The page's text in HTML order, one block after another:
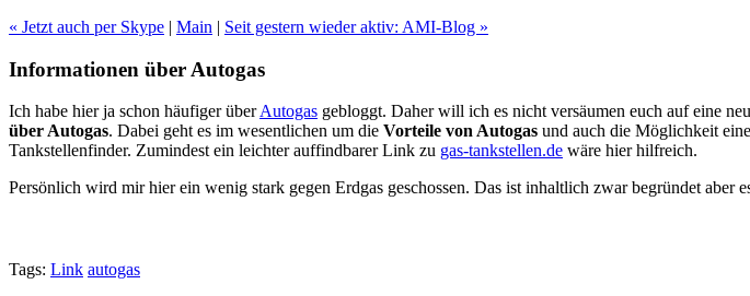
« Jetzt auch per Skype | Main | Seit gestern wieder aktiv: AMI-Blog »
Informationen über Autogas
Ich habe hier ja schon häufiger überAutogas gebloggt. Daher will ich es nicht versäumen euch auf eine
über Autogas. Dabei geht es im wesentlichen um die Vorteile von Autogas und auch die Möglichkeit
Tankstellenfinder. Zumindest ein leichter auffindbarer Link zu gas-tankstellen.de wäre hier hilfreich.
Persönlich wird mir hier ein wenig stark gegen Erdgas geschossen. Das ist inhaltlich zwar begründet aber
Tags: Link autogas